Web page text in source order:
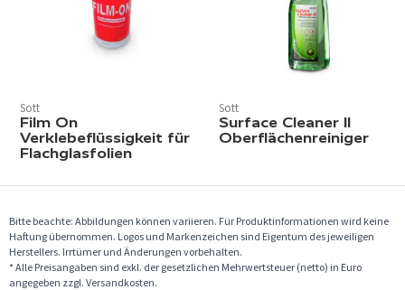
Sott
Film On
Verklebeflüssigkeit für
Flachglasfolien
Sott
Surface Cleaner II
Oberflächenreiniger
Bitte beachte: Abbildungen können variieren. Für Produktinformationen wird keine
Haftung übernommen. Logos und Markenzeichen sind Eigentum des jeweiligen
Herstellers. Irrtümer und Änderungen vorbehalten.
* Alle Preisangaben sind exkl. der gesetzlichen Mehrwertsteuer (netto) in Euro
angegeben zzgl. Versandkosten.